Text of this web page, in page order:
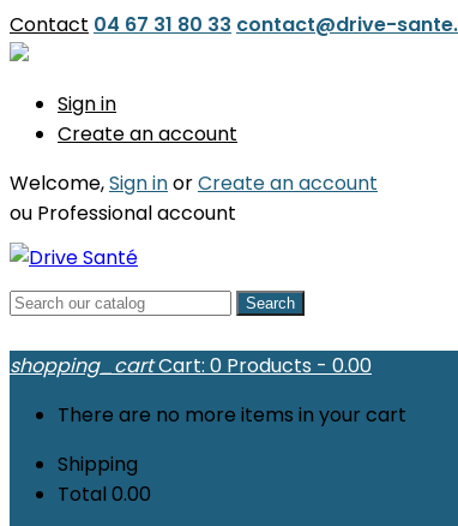
Contact 04 67 31 80 33 contact@drive-
Sign in
Create an account
Welcome,Sign inorCreate an account
ou Professional account
Search
shopping_cartCart: 0 Products - 0.00
There are no more items in your cart
Shipping
Total 0.00